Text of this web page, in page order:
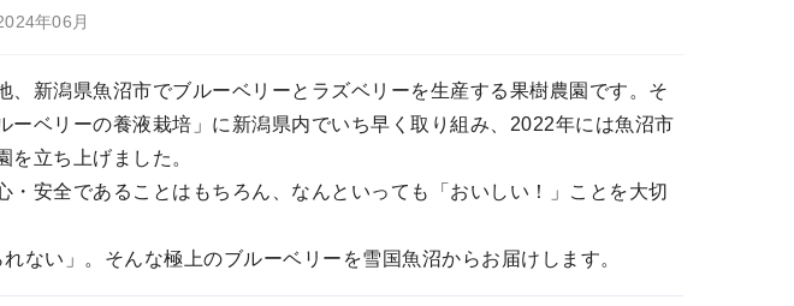
年06月
、新潟県魚沼市でブルーベリーとラズベリーを生産する果樹農園です。そ
ーベリーの養液栽培」に新潟県内でいち早く取り組み、2022年には魚沼市
立ち上げました。
・安全であることはもちろん、なんといっても「おいしい！」ことを大切
ない」。そんな極上のブルーベリーを雪国魚沼からお届けします。